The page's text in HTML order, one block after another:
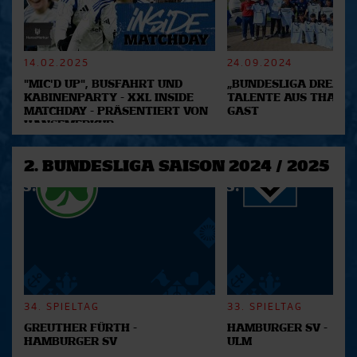
Partner führen diese Informationen möglicherweise mit
weiteren Daten zusammen, die Sie ihnen bereitgestellt
haben oder die sie im Rahmen Ihrer Nutzung der Dienste
gesammelt haben.
14.02.2025
"MIC'D UP", BUSFAHRT UND
KABINENPARTY - XXL INSIDE
MATCHDAY - PRÄSENTIERT VON
HANSEMERKUR
24.09.2024
„BUNDESLIGA DREAM
TALENTE AUS
GAST
2. BUNDESLIGA SAISON 2024 / 2025
34. SPIELTAG
GREUTHER FÜRTH -
HAMBURGER SV
33. SPIELTAG
HAMBURGER SV -
ULM